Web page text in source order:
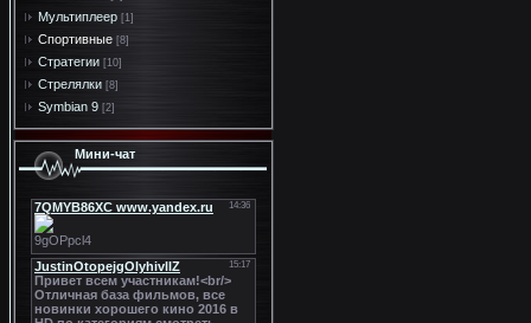
Мультиплеер [1]
Спортивные [8]
Стратегии [10]
Стрелялки [8]
Symbian 9 [2]
Мини-чат